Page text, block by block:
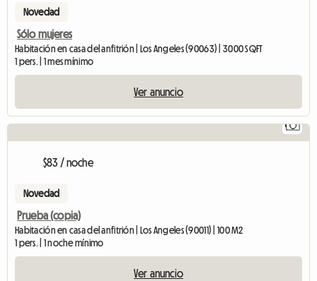
Novedad
Sólo mujeres
Habitación en casa del anfitrión | Los Angeles (90063) | 3000 SQFT
1 pers. | 1 mes mínimo
Ver anuncio
1
Ver anuncio$83 / noche
Novedad
Prueba (copia)
Habitación en casa del anfitrión | Los Angeles (90011) | 100 M2
1 pers. | 1 noche mínimo
Ver anuncio